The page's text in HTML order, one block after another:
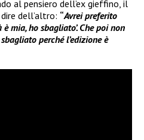
al pensiero dell’ex gieffino, il
dell’altro: “Avrei preferito
mia, ho sbagliato’. Che poi non
perché l’edizione è